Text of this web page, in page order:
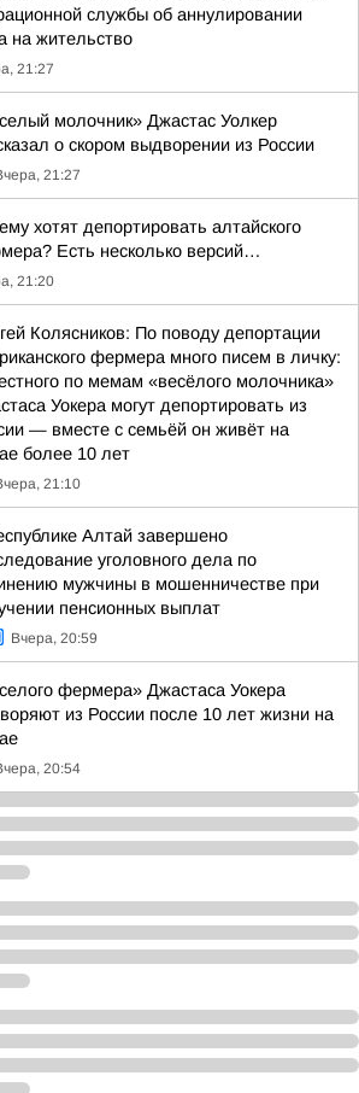
службы об аннулировании
на жительство
21:27
молочник» Джастас Уолкер
о скором выдворении из России
21:27
хотят депортировать алтайского
Есть несколько версий…
21:20
Колясников: По поводу депортации
фермера много писем в личку:
по мемам «весёлого молочника»
Уокера могут депортировать из
— вместе с семьёй он живёт на
более 10 лет
21:10
Алтай завершено
уголовного дела по
мужчины в мошенничестве при
пенсионных выплат
Вчера, 20:59
фермера» Джастаса Уокера
из России после 10 лет жизни на
20:54